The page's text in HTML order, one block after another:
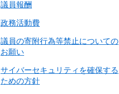
議員報酬
政務活動費
議員の寄附行為等禁止についての
お願い
サイバーセキュリティを確保する
ための方針